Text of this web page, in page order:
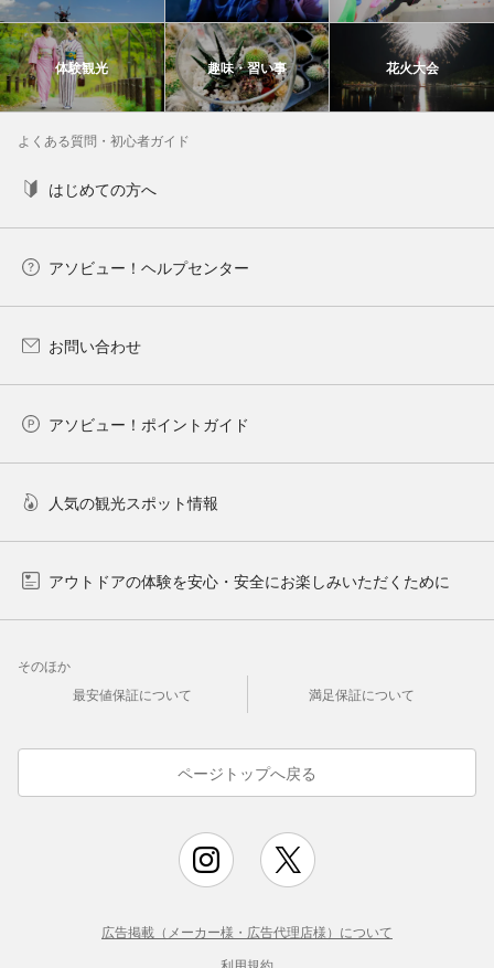
体験観光 趣味・習い事 花火大会
よくある質問・初心者ガイド
はじめての方へ
アソビュー！ヘルプセンター
お問い合わせ
アソビュー！ポイントガイド
人気の観光スポット情報
アウトドアの体験を安心・安全にお楽しみいただくために
そのほか
最安値保証について
満足保証について
ページトップへ戻る
広告掲載（メーカー様・広告代理店様）について